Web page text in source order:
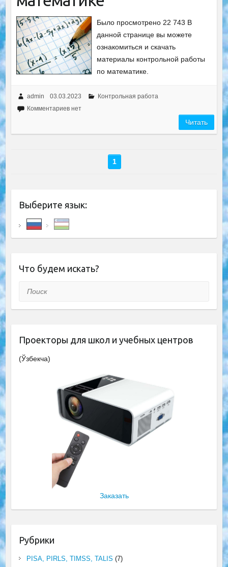
Было просмотрено 22 743 В
данной странице вы можете
ознакомиться и скачать
материалы контрольной работы
по математике.
admin 03.03.2023
Контрольная работа
Комментариев нет
Читать
1
Выберите язык:
Что будем искать?
Поиск
Проекторы для школ и учебных центров
(Ўзбекча)
Заказать
Рубрики
PISA, PIRLS, TIMSS, TALIS (7)